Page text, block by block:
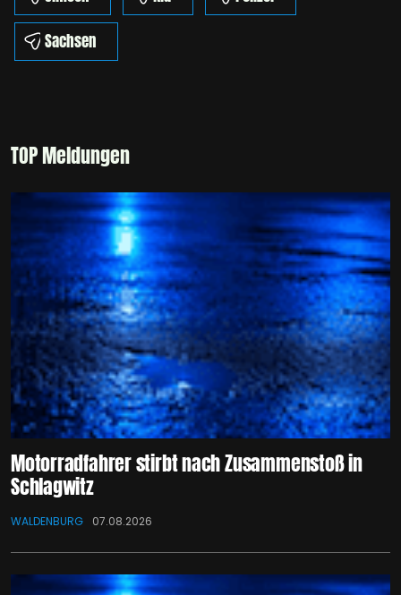
Sachsen
TOP Meldungen
Motorradfahrer stirbt nach Zusammenstoß in
Schlagwitz
WALDENBURG 07.08.2026